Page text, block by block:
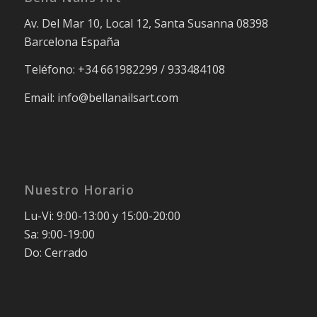
Av. Del Mar 10, Local 12, Santa Susanna 08398
Barcelona España
Teléfono: +34 661982299 / 933484108
Email: info@bellanailsart.com
Nuestro Horario
Lu-Vi: 9:00-13:00 y 15:00-20:00
Sa: 9:00-19:00
Do: Cerrado